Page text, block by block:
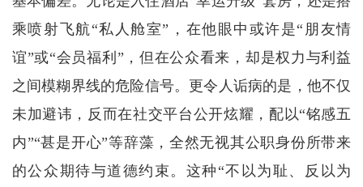
乘喷射飞航“私人舱室”，在他眼中或许是“朋友情
谊”或“会员福利”，但在公众看来，却是权力与利益
之间模糊界线的危险信号。更令人诟病的是，他不仅
未加避讳，反而在社交平台公开炫耀，配以“铭感五
内”“甚是开心”等辞藻，全然无视其公职身份所带来
的公众期待与道德约束。这种“不以为耻、反以为